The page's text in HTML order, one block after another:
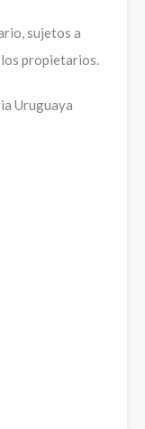
sujetos a
propietarios.
Uruguaya